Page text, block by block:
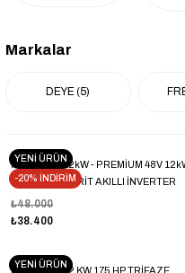
Markalar
DEYE(5)
YENİ ÜRÜN
-20% İNDİRİM
MEXXSUN 12kW - PREMİUM 48V
OFFGRİD HİBRİT AKILLI İNVERTER
(Paralel /Wi-Fi/ Dual Output)
₺38.400
₺48.000
YENİ ÜRÜN
FRECON 132 KW 175 HP TRİFAZE